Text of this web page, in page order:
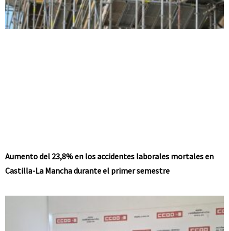
Aumento del 23,8% en los accidentes laborales mortales en
Castilla-La Mancha durante el primer semestre